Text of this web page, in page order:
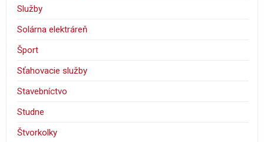
Služby
Solárna elektráreň
Šport
Sťahovacie služby
Stavebníctvo
Studne
Štvorkolky